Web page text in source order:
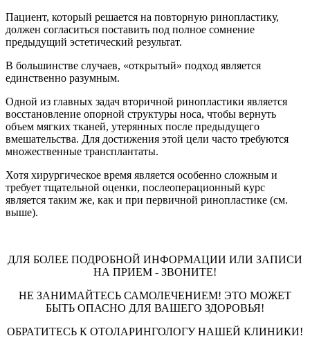
Пациент, который решается на повторную ринопластику,
должен согласиться поставить под полное сомнение
предыдущий эстетический результат.
В большинстве случаев, «открытый» подход является
единственно разумным.
Одной из главных задач вторичной ринопластики является
восстановление опорной структуры носа, чтобы вернуть
объем мягких тканей, утерянных после предыдущего
вмешательства. Для достижения этой цели часто требуются
множественные трансплантаты.
Хотя хирургическое время является особенно сложным и
требует тщательной оценки, послеоперационный курс
является таким же, как и при первичной ринопластике (см.
выше).
ДЛЯ БОЛЕЕ ПОДРОБНОЙ ИНФОРМАЦИИ ИЛИ ЗАПИСИ
НА ПРИЕМ - ЗВОНИТЕ!
НЕ ЗАНИМАЙТЕСЬ САМОЛЕЧЕНИЕМ! ЭТО МОЖЕТ
БЫТЬ ОПАСНО ДЛЯ ВАШЕГО ЗДОРОВЬЯ!
ОБРАТИТЕСЬ К ОТОЛАРИНГОЛОГУ НАШЕЙ КЛИНИКИ!